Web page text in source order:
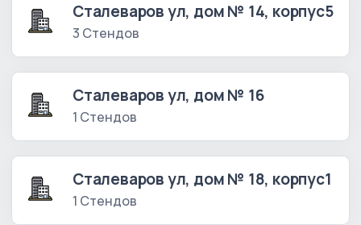
Сталеваров ул, дом № 14, корпус5
3 Стендов
Сталеваров ул, дом № 16
1 Стендов
Сталеваров ул, дом № 18, корпус1
1 Стендов